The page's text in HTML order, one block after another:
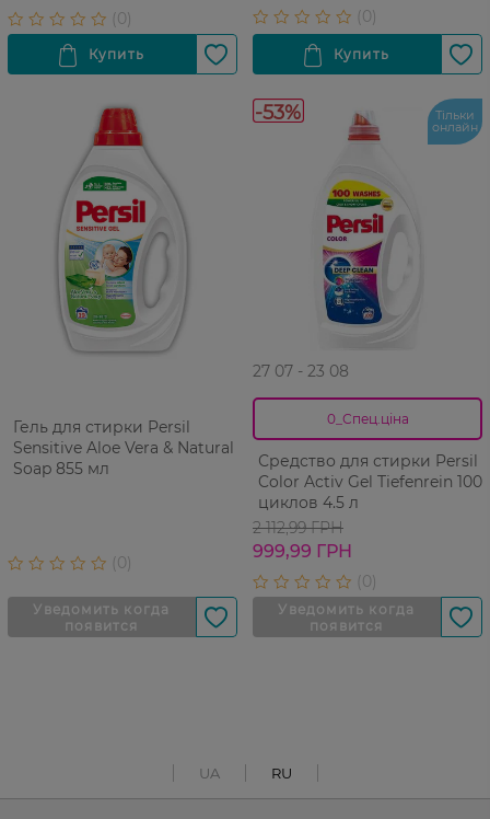
Гель для стирки Persil
Sensitive Aloe Vera & Natural
Soap 855 мл
-53% Тільки
онлайн
27 07 - 23 08
0_Спец.ціна
Средство для стирки Persil
Color Activ Gel Tiefenrein 100
циклов 4.5 л
2 112,99 ГРН
999,99 ГРН
UA RU